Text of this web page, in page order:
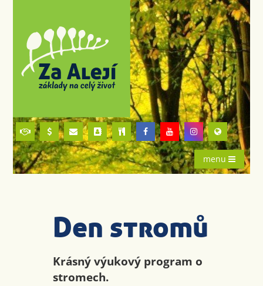
menu
Den stromů
Krásný výukový program o
stromech.